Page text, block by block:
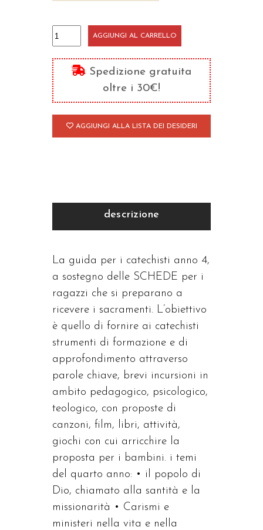
Viviamo
insieme
il
Vangelo
-
Guida
per
AGGIUNGI AL CARRELLO
Spedizione gratuita
oltre i 30€!
AGGIUNGI ALLA LISTA DEI DESIDERI
descrizione
La guida per i catechisti anno 4,
a sostegno delle SCHEDE per i
ragazzi che si preparano a
ricevere i sacramenti. L’obiettivo
è quello di fornire ai catechisti
strumenti di formazione e di
approfondimento attraverso
parole chiave, brevi incursioni in
ambito pedagogico, psicologico,
teologico, con proposte di
canzoni, film, libri, attività,
giochi con cui arricchire la
proposta per i bambini. i temi
del quarto anno: • il popolo di
Dio, chiamato alla santità e la
missionarità • Carismi e
ministeri nella vita e nella